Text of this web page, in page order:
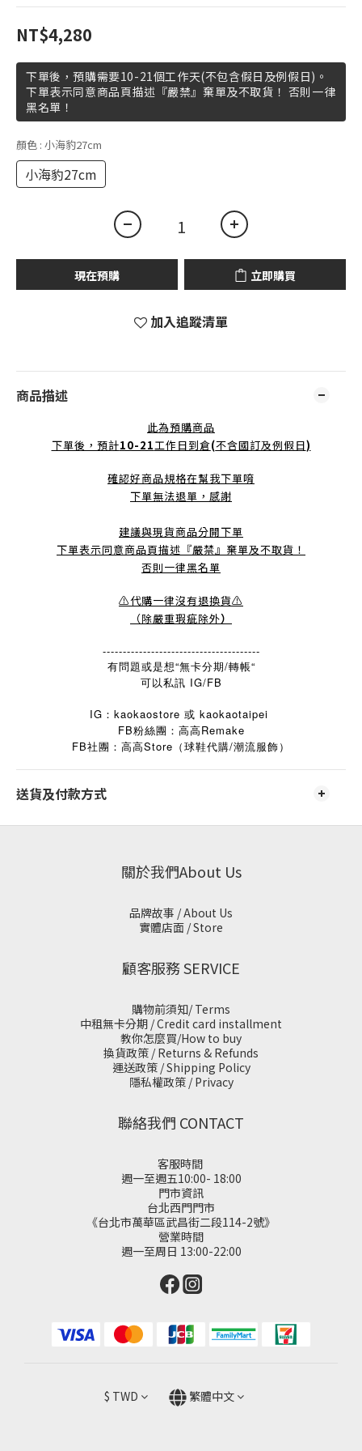
NT$4,280
下單後，預購需要10-21個工作天(不包含假日及例假日)。
下單表示同意商品頁描述『嚴禁』棄單及不取貨！ 否則一律
黑名單！
顏色 : 小海豹27cm
小海豹27cm
現在預購 立即購買
加入追蹤清單
商品描述
此為預購商品
下單後，預計10-21工作日到倉(不含國訂及例假日)
確認好商品規格在幫我下單唷
下單無法退單，感謝
建議與現貨商品分開下單
下單表示同意商品頁描述『嚴禁』棄單及不取貨！
否則一律黑名單
⚠️代購一律沒有退換貨⚠️
（除嚴重瑕疵除外）
---------------------------------------
有問題或是想“無卡分期/轉帳“
可以私訊 IG/FB
IG：kaokaostore 或 kaokaotaipei
FB粉絲團：高高Remake
FB社團：高高Store （球鞋代購/潮流服飾）
送貨及付款方式
關於我們About Us
品牌故事 / About Us
實體店面 / Store
顧客服務 SERVICE
購物前須知/ Terms
中租無卡分期 / Credit card installment
教你怎麼買/How to buy
換貨政策 / Returns & Refunds
運送政策 / Shipping Policy
隱私權政策 / Privacy
聯絡我們 CONTACT
客服時間
週一至週五10:00- 18:00
門市資訊
台北西門門市
《台北市萬華區武昌街二段114-2號》
營業時間
週一至周日 13:00-22:00
$ TWD 繁體中文